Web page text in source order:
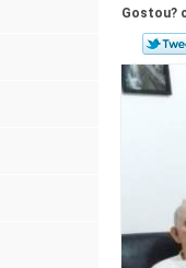
Gostou?